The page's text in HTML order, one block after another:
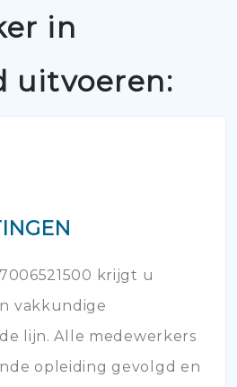
in
uitvoeren:
krijgt u
vakkundige
lijn. Alle medewerkers
opleiding gevolgd en